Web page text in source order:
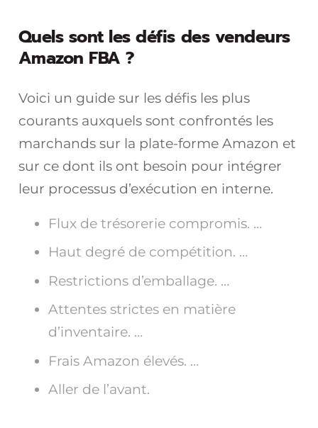
Quels sont les défis des vendeurs
Amazon FBA ?
Voici un guide sur les défis les plus
courants auxquels sont confrontés les
marchands sur la plate-forme Amazon et
sur ce dont ils ont besoin pour intégrer
leur processus d’exécution en interne.
Flux de trésorerie compromis. …
Haut degré de compétition. …
Restrictions d’emballage. …
Attentes strictes en matière
d’inventaire. …
Frais Amazon élevés. …
Aller de l’avant.